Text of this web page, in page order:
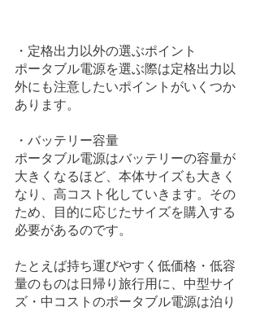
・定格出力以外の選ぶポイント
ポータブル電源を選ぶ際は定格出力以
外にも注意したいポイントがいくつか
あります。
・バッテリー容量
ポータブル電源はバッテリーの容量が
大きくなるほど、本体サイズも大きく
なり、高コスト化していきます。その
ため、目的に応じたサイズを購入する
必要があるのです。
たとえば持ち運びやすく低価格・低容
量のものは日帰り旅行用に、中型サイ
ズ・中コストのポータブル電源は泊り